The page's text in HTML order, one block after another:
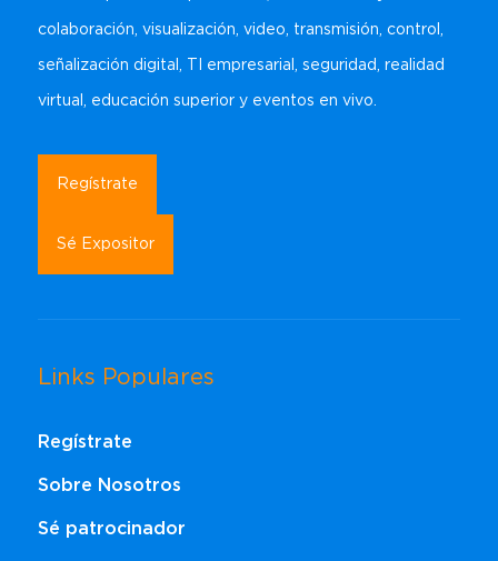
colaboración, visualización, video, transmisión, control,
señalización digital, TI empresarial, seguridad, realidad
virtual, educación superior y eventos en vivo.
Regístrate
Sé Expositor
Links Populares
Regístrate
Sobre Nosotros
Sé patrocinador